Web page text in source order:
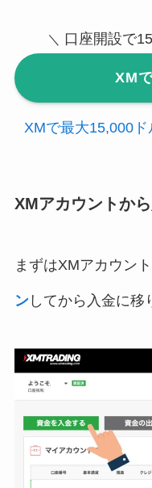
＼ 口座開設で
XM
XMで最大15,000
XMアカウントか
まずはXMアカウン
ンしてから入金に移